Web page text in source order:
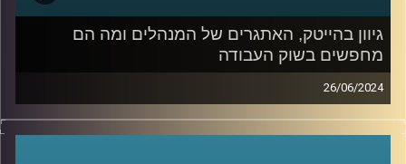
קרדיט תמונות:AudioVersity
גיוון בהייטק, האתגרים של המנהלים ומה הם
מחפשים בשוק העבודה
26/06/2024
בימים כה קשים של חוסר ודאות יש צורך במנהיגות עסקית,
חברתית וציבורית חזקה וגם צורך בגיוון משמעותי בין היתר